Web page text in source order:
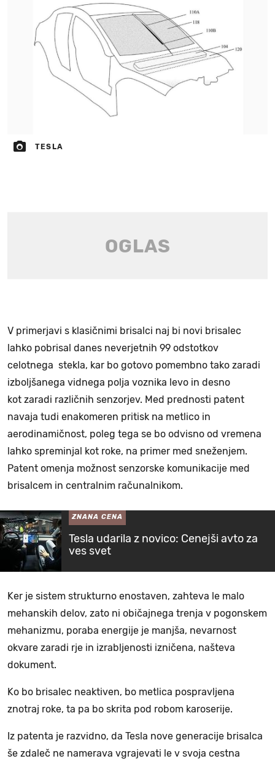
TESLA
V primerjavi s klasičnimi brisalci naj bi novi brisalec
lahko pobrisal danes neverjetnih 99 odstotkov
celotnega stekla, kar bo gotovo pomembno tako zaradi
izboljšanega vidnega polja voznika levo in desno
kot zaradi različnih senzorjev. Med prednosti patent
navaja tudi enakomeren pritisk na metlico in
aerodinamičnost, poleg tega se bo odvisno od vremena
lahko spreminjal kot roke, na primer med sneženjem.
Patent omenja možnost senzorske komunikacije med
brisalcem in centralnim računalnikom.
ZNANA CENA
Tesla udarila z novico: Cenejši avto za
ves svet
Ker je sistem strukturno enostaven, zahteva le malo
mehanskih delov, zato ni običajnega trenja v pogonskem
mehanizmu, poraba energije je manjša, nevarnost
okvare zaradi rje in izrabljenosti izničena, našteva
dokument.
Ko bo brisalec neaktiven, bo metlica pospravljena
znotraj roke, ta pa bo skrita pod robom karoserije.
Iz patenta je razvidno, da Tesla nove generacije brisalca
še zdaleč ne namerava vgrajevati le v svoja cestna